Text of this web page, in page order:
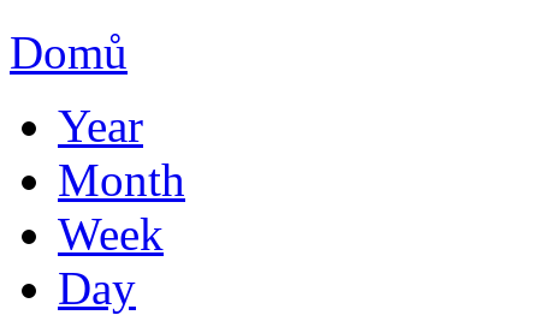
Domů
Year
Month
Week
Day